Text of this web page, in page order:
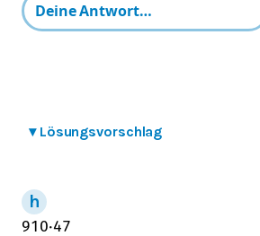
▾ Lösungsvorschlag
910⋅47